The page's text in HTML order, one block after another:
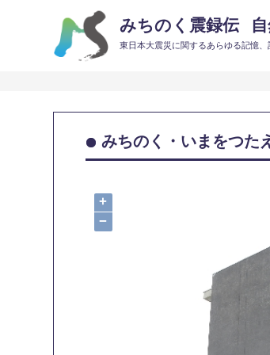
みちのく震録伝
東日本大震災に関するあらゆる記憶
みちのく・いまをつた
+
−